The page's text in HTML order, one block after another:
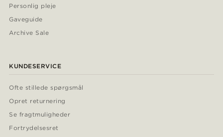
Personlig pleje
Gaveguide
Archive Sale
KUNDESERVICE
Ofte stillede spørgsmål
Opret returnering
Se fragtmuligheder
Fortrydelsesret